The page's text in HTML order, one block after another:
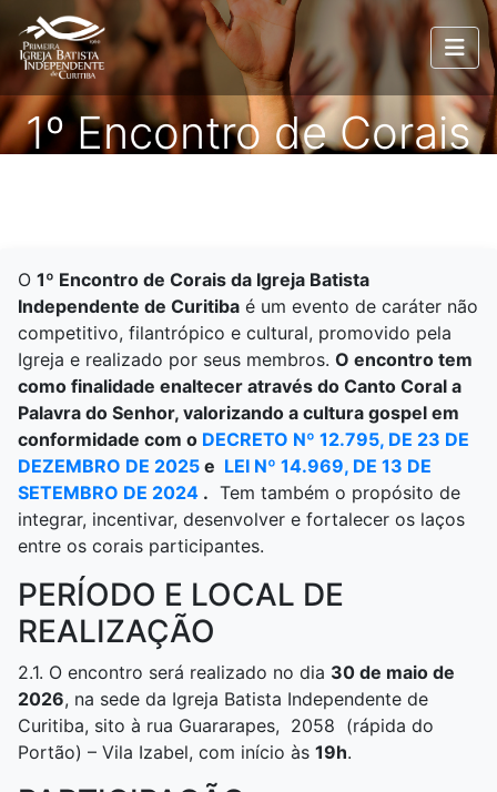
1º Encontro de Corais
O 1º Encontro de Corais da Igreja Batista
Independente de Curitiba é um evento de caráter não
competitivo, filantrópico e cultural, promovido pela
Igreja e realizado por seus membros. O encontro tem
como finalidade enaltecer através do Canto Coral a
Palavra do Senhor, valorizando a cultura gospel em
conformidade com o DECRETO Nº 12.795, DE 23 DE
DEZEMBRO DE 2025 e LEI Nº 14.969, DE 13 DE
SETEMBRO DE 2024 . Tem também o propósito de
integrar, incentivar, desenvolver e fortalecer os laços
entre os corais participantes.
PERÍODO E LOCAL DE
REALIZAÇÃO
2.1. O encontro será realizado no dia 30 de maio de
2026, na sede da Igreja Batista Independente de
Curitiba, sito à rua Guararapes, 2058 (rápida do
Portão) – Vila Izabel, com início às 19h.